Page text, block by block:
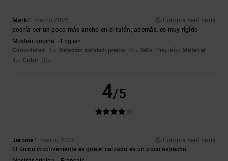
Mark2. marzo 2026
Compra verificada
podría ser un poco más ancho en el talón; además, es muy rígido
Mostrar original - English
Comodidad : 3/5 Relación calidad-precio: 4/5 Talla: Pequeño Material :
4/5 Color: 3/5
4/5
Jerome1. marzo 2026
Compra verificada
El único inconveniente es que el calzado es un poco estrecho